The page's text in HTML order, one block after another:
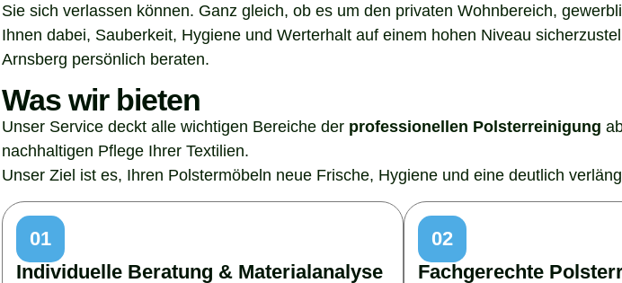
Sie sich verlassen können. Ganz gleich, ob es um den privaten Wohnbereich,
Ihnen dabei, Sauberkeit, Hygiene und Werterhalt auf einem hohen Niveau
Arnsberg persönlich beraten.
Was wir bieten
Unser Service deckt alle wichtigen Bereiche der professionellen Polsterreinigung
nachhaltigen Pflege Ihrer Textilien.
Unser Ziel ist es, Ihren Polstermöbeln neue Frische, Hygiene und eine deutlich
01
Individuelle Beratung & Materialanalyse
02
Fachgerechte